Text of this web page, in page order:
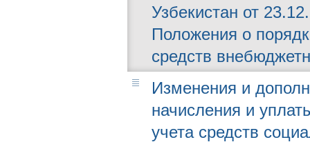
Узбекистан от
Положения о
средств
Изменения и
начисления и
учета средств